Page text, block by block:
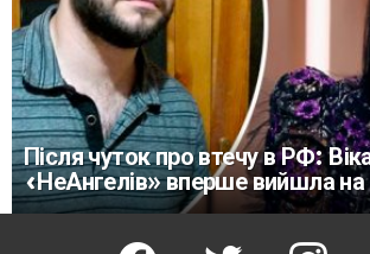
Після чуток про втечу в РФ:
«НеАнгелів» вперше вийшла на
facebook twitter